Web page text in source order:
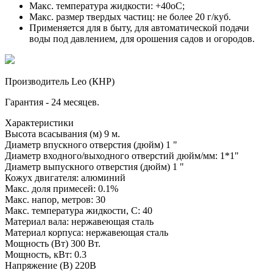
Макс. температура жидкости: +40оС;
Макс. размер твердых частиц: не более 20 г/куб.
Применяется для в быту, для автоматической подачи
воды под давлением, для орошения садов и огородов.
Производитель Leo (КНР)
Гарантия - 24 месяцев.
Характеристики
Высота всасывания (м) 9 м.
Диаметр впускного отверстия (дюйм) 1 "
Диаметр входного/выходного отверстий дюйм/мм: 1*1"
Диаметр выпускного отверстия (дюйм) 1 "
Кожух двигателя: алюминий
Макс. доля примесей: 0.1%
Макс. напор, метров: 30
Макс. температура жидкости, С: 40
Материал вала: нержавеющая сталь
Материал корпуса: нержавеющая сталь
Мощность (Вт) 300 Вт.
Мощность, кВт: 0.3
Напряжение (В) 220В